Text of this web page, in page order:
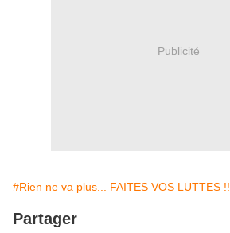
Publicité
#Rien ne va plus... FAITES VOS LUTTES !!
Partager